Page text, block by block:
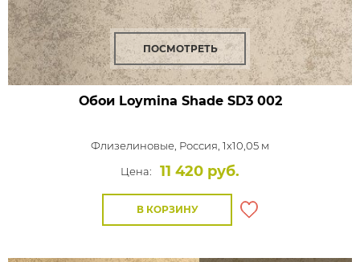
ПОСМОТРЕТЬ
Обои Loymina ShadeSD3 002
Флизелиновые, Россия, 1x10,05 м
Цена:
11 420 руб.
В КОРЗИНУ